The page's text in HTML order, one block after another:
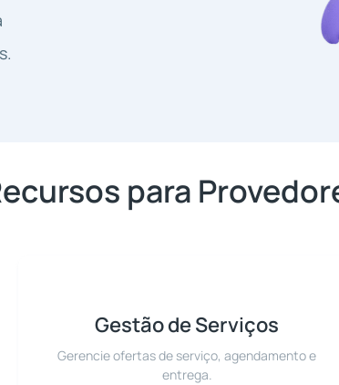
para
Gestão de Serviços
Gerencie ofertas de serviço, agendamento e
entrega.